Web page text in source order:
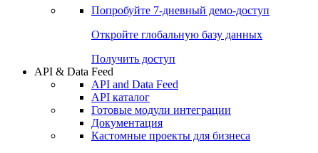
Попробуйте 7-дневный демо-доступ
Откройте глобальную базу данных
Получить доступ
API & Data Feed
API and Data Feed
API каталог
Готовые модули интеграции
Документация
Кастомные проекты для бизнеса